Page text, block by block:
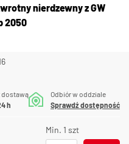
nierdzewny z GW
2050
dostawą
h
Odbiór w oddziale
Sprawdź dostępność
Min. 1 szt